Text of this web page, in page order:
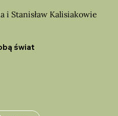
świat
i Stanisław Kalisiakowie